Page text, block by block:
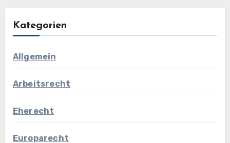
Kategorien
Allgemein
Arbeitsrecht
Eherecht
Europarecht